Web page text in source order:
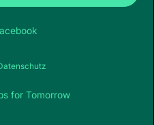
for Tomorrow